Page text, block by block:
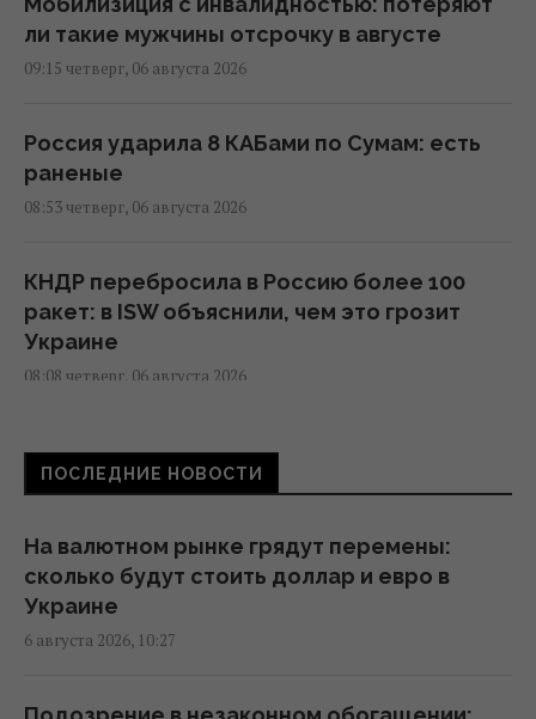
ли такие мужчины отсрочку в августе
09:15 четверг, 06 августа 2026
Россия ударила 8 КАБами по Сумам: есть
раненые
08:53 четверг, 06 августа 2026
КНДР перебросила в Россию более 100
ракет: в ISW объяснили, чем это грозит
Украине
08:08 четверг, 06 августа 2026
Зеленский обвинил партнеров в
"ужасающих жертвах" после удара по
07:37 четверг, 06 августа 2026
Ударами по Киеву Путин спасает свой
авторитет в глазах россиян, – Sky News
ПОСЛЕДНИЕ НОВОСТИ
На валютном рынке грядут перемены:
сколько будут стоить доллар и евро в
Украине
6 августа 2026, 10:27